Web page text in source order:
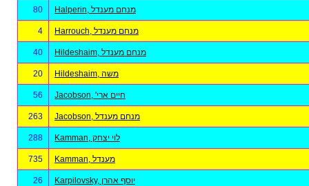
80 Halperin, מנחם מענדל
4 Harrouch, מנחם מענדל
40 Hildeshaim, מנחם מענדל
20 Hildeshaim, משה
56 Jacobson, 'חיים ארי
263 Jacobson, מנחם מענדל
288 Kamman, לוי יצחק
735 Kamman, מענדל
26 Karpilovsky, יוסף אהרן